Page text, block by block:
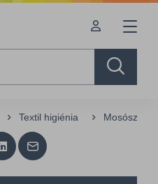
Textil higiénia Mosószerek